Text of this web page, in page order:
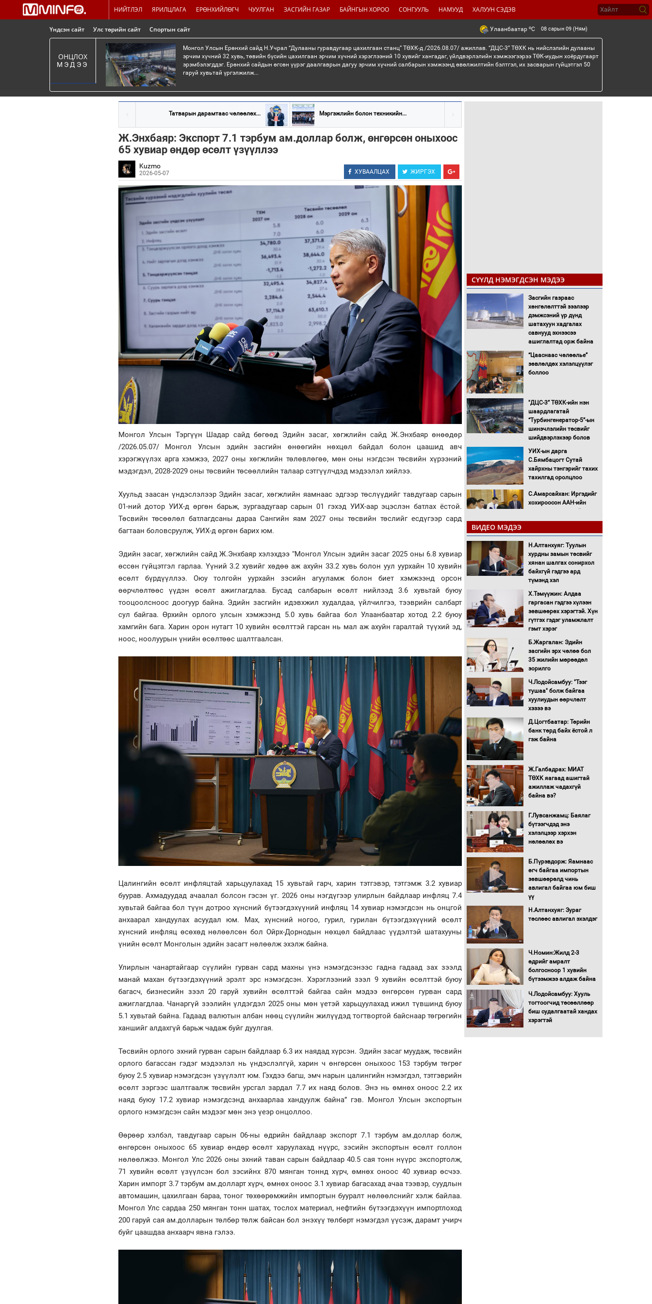
НИЙТЛЭЛ ЯРИЛЦЛАГА ЕРӨНХИЙЛӨГЧ ЧУУЛГАН ЗАСГИЙН ГАЗАР БАЙНГЫН ХОРОО СОНГУУЛЬ НАМУУД ХАЛУУН СЭДЭВ
Үндсэн сайт Улс төрийн сайт Спортын сайт Улаанбаатар oC 08 сарын 09 (Ням)
ОНЦЛОХ
МЭДЭЭ
Монгол Улсын Ерөнхий сайд Н.Учрал “Дулааны гуравдугаар цахилгаан станц” ТӨХК-д /2026.08.07/ ажиллав. “ДЦС-3” ТӨХК нь нийслэлийн дулааны
эрчим хүчний 32 хувь, төвийн бүсийн цахилгаан эрчим хүчний хэрэглээний 10 хувийг хангадаг, үйлдвэрлэлийн хэмжээгээрээ ТӨК-иудын хоёрдугаарт
эрэмбэлэгддэг. Ерөнхий сайдын өгсөн үүрэг даалгаврын дагуу эрчим хүчний салбарын хэмжээнд өвөлжилтийн бэлтгэл, их засварын гүйцэтгэл 50
гаруй хувьтай үргэлжилж...
Татварын дарамтаас чөлөөлөх... Мэргэжлийн болон техникийн...
Ж.Энхбаяр: Экспорт 7.1 тэрбум ам.доллар болж, өнгөрсөн оныхоос
65 хувиар өндөр өсөлт үзүүллээ
Kuzmo
2026-05-07 ХУВААЛЦАХ ЖИРГЭХ
Монгол Улсын Тэргүүн Шадар сайд бөгөөд Эдийн засаг, хөгжлийн сайд Ж.Энхбаяр өнөөдөр
/2026.05.07/ Монгол Улсын эдийн засгийн өнөөгийн нөхцөл байдал болон цаашид авч
хэрэгжүүлэх арга хэмжээ, 2027 оны хөгжлийн төлөвлөгөө, мөн оны нэгдсэн төсвийн хүрээний
мэдэгдэл, 2028-2029 оны төсвийн төсөөллийн талаар сэтгүүлчдэд мэдээлэл хийлээ.
Хуульд заасан үндэслэлээр Эдийн засаг, хөгжлийн яамнаас эдгээр төслүүдийг тавдугаар сарын
01-ний дотор УИХ-д өргөн барьж, зургаадугаар сарын 01 гэхэд УИХ-аар эцэслэн батлах ёстой.
Төсвийн төсөөлөл батлагдсаны дараа Сангийн яам 2027 оны төсвийн төслийг есдүгээр сард
багтаан боловсруулж, УИХ-д өргөн барих юм.
Эдийн засаг, хөгжлийн сайд Ж.Энхбаяр хэлэхдээ “Монгол Улсын эдийн засаг 2025 оны 6.8 хувиар
өссөн гүйцэтгэл гарлаа. Үүний 3.2 хувийг хөдөө аж ахуйн 33.2 хувь болон уул уурхайн 10 хувийн
өсөлт бүрдүүллээ. Оюу толгойн уурхайн зэсийн агууламж болон биет хэмжээнд орсон
өөрчлөлтөөс үүдэн өсөлт ажиглагдлаа. Бусад салбарын өсөлт нийлээд 3.6 хувьтай буюу
тооцоолсноос доогуур байна. Эдийн засгийн идэвхжил худалдаа, үйлчилгээ, тээврийн салбарт
сул байгаа. Өрхийн орлого улсын хэмжээнд 5.0 хувь байгаа бол Улаанбаатар хотод 2.2 буюу
хамгийн бага. Харин орон нутагт 10 хувийн өсөлттэй гарсан нь мал аж ахуйн гаралтай түүхий эд,
ноос, ноолуурын үнийн өсөлтөөс шалтгаалсан.
Цалингийн өсөлт инфляцтай харьцуулахад 15 хувьтай гарч, харин тэтгэвэр, тэтгэмж 3.2 хувиар
буурав. Ахмадуудад ачаалал болсон гэсэн үг. 2026 оны нэгдүгээр улирлын байдлаар инфляц 7.4
хувьтай байгаа бол түүн дотроо хүнсний бүтээгдэхүүний инфляц 14 хувиар нэмэгдсэн нь онцгой
анхаарал хандуулах асуудал юм. Мах, хүнсний ногоо, гурил, гурилан бүтээгдэхүүний өсөлт
хүнсний инфляц өсөхөд нөлөөлсөн бол Ойрх-Дорнодын нөхцөл байдлаас үүдэлтэй шатахууны
үнийн өсөлт Монголын эдийн засагт нөлөөлж эхэлж байна.
Улирлын чанартайгаар сүүлийн гурван сард махны үнэ нэмэгдсэнээс гадна гадаад зах зээлд
манай махан бүтээгдэхүүний эрэлт эрс нэмэгдсэн. Хэрэглээний зээл 9 хувийн өсөлттэй буюу
багасч, бизнесийн зээл 20 гаруй хувийн өсөлттэй байгаа сайн мэдээ өнгөрсөн гурван сард
ажиглагдлаа. Чанаргүй зээлийн үлдэгдэл 2025 оны мөн үетэй харьцуулахад ижил түвшинд буюу
5.1 хувьтай байна. Гадаад валютын албан нөөц сүүлийн жилүүдэд тогтвортой байснаар төгрөгийн
ханшийг алдахгүй барьж чадаж буйг дуулгая.
Төсвийн орлого эхний гурван сарын байдлаар 6.3 их наядад хүрсэн. Эдийн засаг муудаж, төсвийн
орлого багассан гэдэг мэдээлэл нь үндэслэлгүй, харин ч өнгөрсөн оныхоос 153 тэрбум төгрөг
буюу 2.5 хувиар нэмэгдсэн үзүүлэлт юм. Гэхдээ багш, эмч нарын цалингийн нэмэгдэл, тэтгэврийн
өсөлт зэргээс шалтгаалж төсвийн урсгал зардал 7.7 их наяд болов. Энэ нь өмнөх оноос 2.2 их
наяд буюу 17.2 хувиар нэмэгдсэнд анхаарлаа хандуулж байна” гэв. Монгол Улсын экспортын
орлого нэмэгдсэн сайн мэдээг мөн энэ үеэр онцоллоо.
Өөрөөр хэлбэл, тавдугаар сарын 06-ны өдрийн байдлаар экспорт 7.1 тэрбум ам.доллар болж,
өнгөрсөн оныхоос 65 хувиар өндөр өсөлт харуулахад нүүрс, зэсийн экспортын өсөлт голлон
нөлөөлжээ. Монгол Улс 2026 оны эхний таван сарын байдлаар 40.5 сая тонн нүүрс экспортолж,
71 хувийн өсөлт үзүүлсэн бол зэсийнх 870 мянган тоннд хүрч, өмнөх оноос 40 хувиар өсчээ.
Харин импорт 3.7 тэрбум ам.долларт хүрч, өмнөх оноос 3.1 хувиар багасахад ачаа тээвэр, суудлын
автомашин, цахилгаан бараа, тоног төхөөрөмжийн импортын бууралт нөлөөлснийг хэлж байлаа.
Монгол Улс сардаа 250 мянган тонн шатах, тослох материал, нефтийн бүтээгдэхүүн импортлоход
200 гаруй сая ам.долларын төлбөр төлж байсан бол энэхүү төлбөрт нэмэгдэл үүсэж, дарамт учирч
буйг цаашдаа анхаарч явна гэлээ.
СҮҮЛД НЭМЭГДСЭН МЭДЭЭ
Засгийн газраас
хөнгөлөлттэй зээлээр
дэмжсэний үр дүнд
шатахуун хадгалах
савнууд эхнээсээ
ашиглалтад орж байна
“Цааснаас чөлөөлье”
зөвлөлдөх хэлэлцүүлэг
боллоо
"ДЦС-3” ТӨХК-ийн нэн
шаардлагатай
“Турбингенератор-5”-ын
шинэчлэлийн төсвийг
шийдвэрлэхээр болов
УИХ-ын дарга
С.Бямбацогт Сутай
хайрхны тэнгэрийг тахих
тахилгад оролцлоо
С.Амарсайхан: Иргэдийг
хохироосон ААН-ийн
нуугтмал хөрөнгийг
битүүмжлэнэ
Н.Номтойбаяр:
Аймгуудад тулгамдаж
буй асуудлуудыг
Засгийн газрын
хуралдаанд танилцуулж,
шийдвэрлүүлнэ
С.Бямбацогт Зүүн Азийн
эрэгтэйчүүдийн
волейболын тэмцээнд
оролцож байгаа баг
тамирчдад амжилт
Автобензин, дизель
түлшний онцгой албан
татварыг тэглэлээ
Санхүүгийн хэмнэлтийн
горимд эрүүл мэндийн
салбар хамаарахгүй
Нөөцийн махны
худалдаа, борлуулалтыг
Монгол Улс “COP17”-д
“Тал хээрийн
төлөвлөгөө”-гөө
танилцуулна
үүсвэрээс худалдан авах
журмыг баталлаа
горимд шилжиж, найр
наадам, зөвлөгөөн,
гадаад томилолтыг
хориглолоо
Сайд нар төсвөө хэрхэн
зарцуулах вэ?
хуралдаан болж байна
Автомашинд улсын
сондгойгоор шатахуун
олгоно
Бага орлоготой
ВИДЕО МЭДЭЭ
Н.Алтанхуяг: Туулын
хурдны замын төсвийг
хянан шалгах сонирхол
байхгүй гэдгээ ард
түмэнд хэл
Х.Тэмүүжин: Алдаа
гаргасан гэдгээ хүлээн
зөвшөөрөх хэрэгтэй. Хүн
гүтгэх гэдэг уламжлалт
гэмт хэрэг
Б.Жаргалан: Эдийн
засгийн эрх чөлөө бол
35 жилийн мөрөөдөл
зорилго
Ч.Лодойсамбуу: "Тээг
тушаа" болж байгаа
хуулиудын өөрчлөлт
хэзээ вэ
Д.Цогтбаатар: Төрийн
банк төрд байх ёстой л
гэж байна
Ж.Галбадрах: МИАТ
ТӨХК яагаад ашигтай
ажиллаж чадахгүй
байна вэ?
Г.Лувсанжамц: Баялаг
бүтээгчдэд энэ
хэлэлцээр хэрхэн
нөлөөлөх вэ
Б.Пүрэвдорж: Яамнаас
өгч байгаа импортын
зөвшөөрөлд чинь
авлигал байгаа юм биш
үү
Н.Алтанхуяг: Зураг
төслөөс авлигал эхэлдэг
Ч.Номин:Жилд 2-3
өдрийг амралт
болгосноор 1 хувийн
бүтээмжээ алдаж байна
Ч.Лодойсамбуу: Хууль
тогтоогчид төсөөллөөр
биш судалгаатай хандах
хэрэгтэй